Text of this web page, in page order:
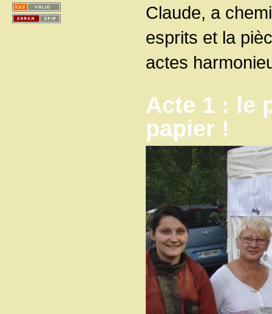
Claude, a
esprits et la
actes
Acte 1 : le
papier !